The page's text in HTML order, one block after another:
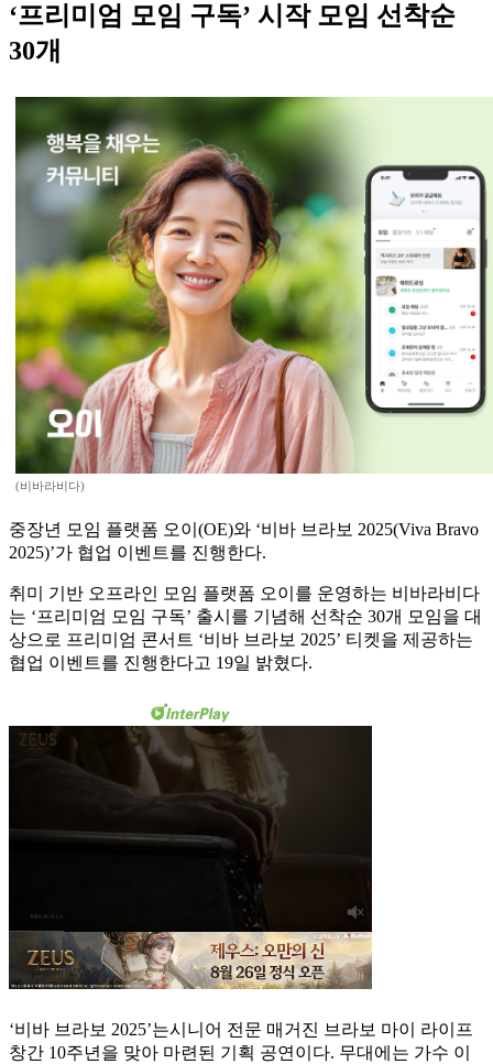
‘프리미엄 모임 구독’ 시작 모임 선착순
30개
(비바라비다)
중장년 모임 플랫폼 오이(OE)와 ‘비바 브라보 2025(Viva Bravo
2025)’가 협업 이벤트를 진행한다.
취미 기반 오프라인 모임 플랫폼 오이를 운영하는 비바라비다
는 ‘프리미엄 모임 구독’ 출시를 기념해 선착순 30개 모임을 대
상으로 프리미엄 콘서트 ‘비바 브라보 2025’ 티켓을 제공하는
협업 이벤트를 진행한다고 19일 밝혔다.
‘비바 브라보 2025’는시니어 전문 매거진 브라보 마이 라이프
창간 10주년을 맞아 마련된 기획 공연이다. 무대에는 가수 이